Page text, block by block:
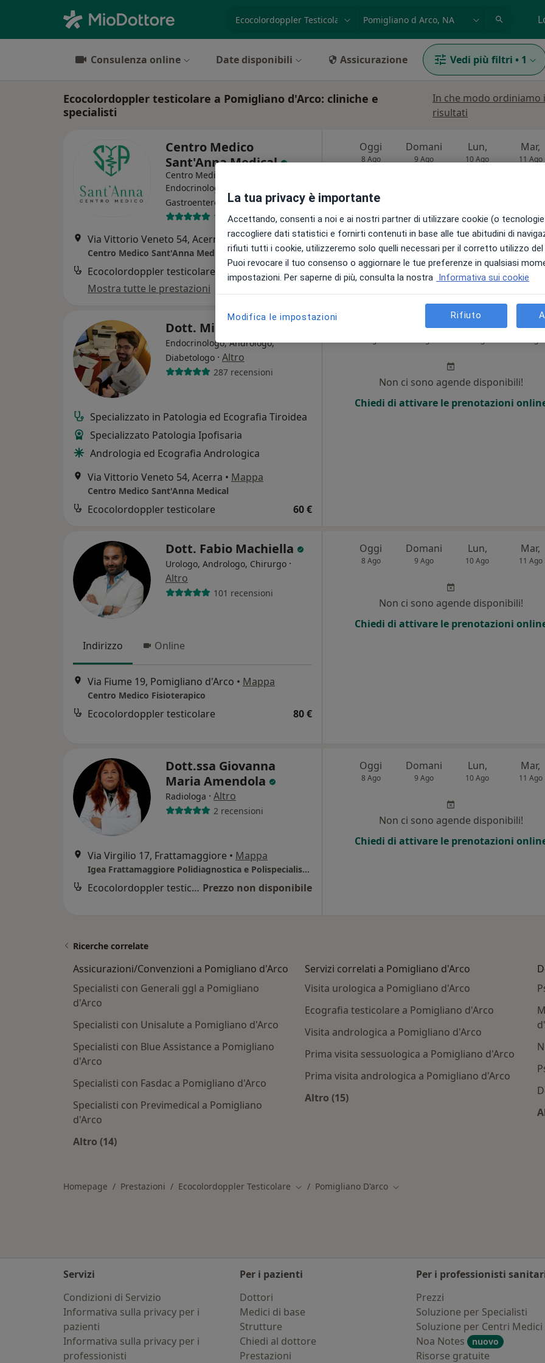
Consulenza online Date disponibili Assicurazione Vedi più filtri • 1
Ecocolordoppler testicolare a Pomigliano d'Arco: cliniche e
specialisti
In che modo ordiniamo i
risultati
Centro Medico
Sant'Anna Medical
Centro Medico
Endocrinologo, Urologo,
Gastroenterologo· Altro
1034 recensioni
Via Vittorio Veneto 54, Acerra •Mappa
Centro Medico Sant'Anna Medical
Ecocolordoppler testicolare
Mostra tutte le prestazioni
Oggi
8 Ago
Domani
9 Ago
Lun,
10 Ago
Mar,
11 Ago
Non ci sono agende disponibili!
Mostra profilo
Dott. Michele Castoro
Endocrinologo, Andrologo,
Diabetologo · Altro
287 recensioni
Specializzato in Patologia ed Ecografia Tiroidea
Specializzato Patologia Ipofisaria
Andrologia ed Ecografia Andrologica
Via Vittorio Veneto 54, Acerra • Mappa
Centro Medico Sant'Anna Medical
Ecocolordoppler testicolare 60 €
Domani Lun, Mar,
Non ci sono agende disponibili!
Chiedi di attivare le prenotazioni
Dott. Fabio Machiella
Urologo, Andrologo, Chirurgo ·
Altro
101 recensioni
Indirizzo Online
Via Fiume 19, Pomigliano d'Arco • Mappa
Centro Medico Fisioterapico
Ecocolordoppler testicolare 80 €
Oggi
8 Ago
Domani
9 Ago
Lun,
10 Ago
Mar,
11 Ago
Non ci sono agende disponibili!
Chiedi di attivare le prenotazioni
Dott.ssa Giovanna
Maria Amendola
Radiologa · Altro
2 recensioni
Via Virgilio 17, Frattamaggiore • Mappa
Igea Frattamaggiore Polidiagnostica e Polispecialistica
Ecocolordoppler testicolare Prezzo non disponibile
Oggi
8 Ago
Domani
9 Ago
Lun,
10 Ago
Mar,
11 Ago
Non ci sono agende disponibili!
Chiedi di attivare le prenotazioni
Ricerche correlate
Assicurazioni/Convenzioni a Pomigliano d'Arco
Specialisti con Generali ggl a Pomigliano
d'Arco
Specialisti con Unisalute a Pomigliano d'Arco
Specialisti con Blue Assistance a Pomigliano
d'Arco
Specialisti con Fasdac a Pomigliano d'Arco
Specialisti con Previmedical a Pomigliano
d'Arco
Altro (14)
Servizi correlati a Pomigliano d'Arco
Visita urologica a Pomigliano d'Arco
Ecografia testicolare a Pomigliano d'Arco
Visita andrologica a Pomigliano d'Arco
Prima visita sessuologica a Pomigliano d'Arco
Prima visita andrologica a Pomigliano d'Arco
Altro (15)
Altro nella categoria: Servizi correlati a
Homepage Prestazioni Ecocolordoppler Testicolare Cambia città
Pomigliano D'arco Cambia città
Servizi
Condizioni di Servizio
Informativa sulla privacy per i
pazienti
Informativa sulla privacy per i
professionisti
Per i pazienti
Dottori
Medici di base
Strutture
Chiedi al dottore
Prestazioni
Per i professionisti
Prezzi
Soluzione per Specialisti
Soluzione per Centri Medici
Noa Notes
nuovo
Risorse gratuite
La tua privacy è importante
Accettando, consenti a noi e ai nostri partner di utilizzare cookie (o
raccogliere dati statistici e fornirti contenuti in base alle tue abitudini di
rifiuti tutti i cookie, utilizzeremo solo quelli necessari per il corretto utilizzo
Puoi revocare il tuo consenso o aggiornare le tue preferenze in qualsiasi
impostazioni. Per saperne di più, consulta la nostra Informativa sui cookie
Modifica le impostazioni Rifiuto